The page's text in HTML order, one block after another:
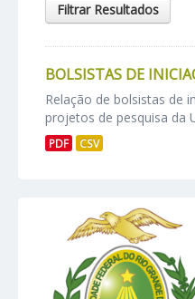
Filtrar Resultados
BOLSISTAS DE
Relação de bolsistas de
projetos de pesquisa da
PDF CSV